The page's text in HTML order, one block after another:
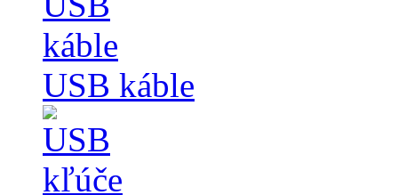
USB káble